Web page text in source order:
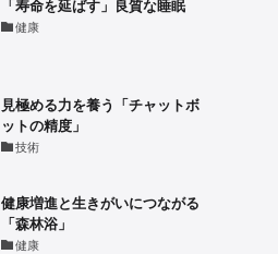
「寿命を延ばす」良質な睡眠
健康
見極める力を養う「チャットボ
ットの精度」
技術
健康増進と生きがいにつながる
「森林浴」
健康